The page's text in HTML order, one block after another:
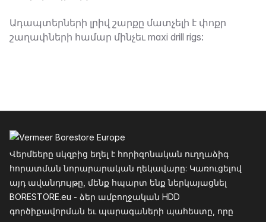
Նկարագրություն
Ադապտերների լրիվ շարքը մատչելի է փոքր
շաղափների համար մինչեւ maxi drill rigs:
Վերմեերը սկզբից եղել է հորիզոնական ուղղաձիգ
հորատման նորարարական ղեկավարը: Կառուցելով
այդ ավանդույթը, մենք հպարտ ենք ներկայացնել
BORESTORE.eu - ձեր ամբողջական HDD
գործիքավորման եւ պարագաների պահեստը, որը